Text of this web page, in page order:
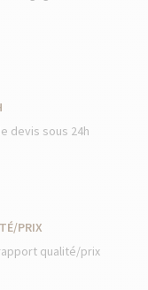
devis sous 24h
PRIX
qualité/prix